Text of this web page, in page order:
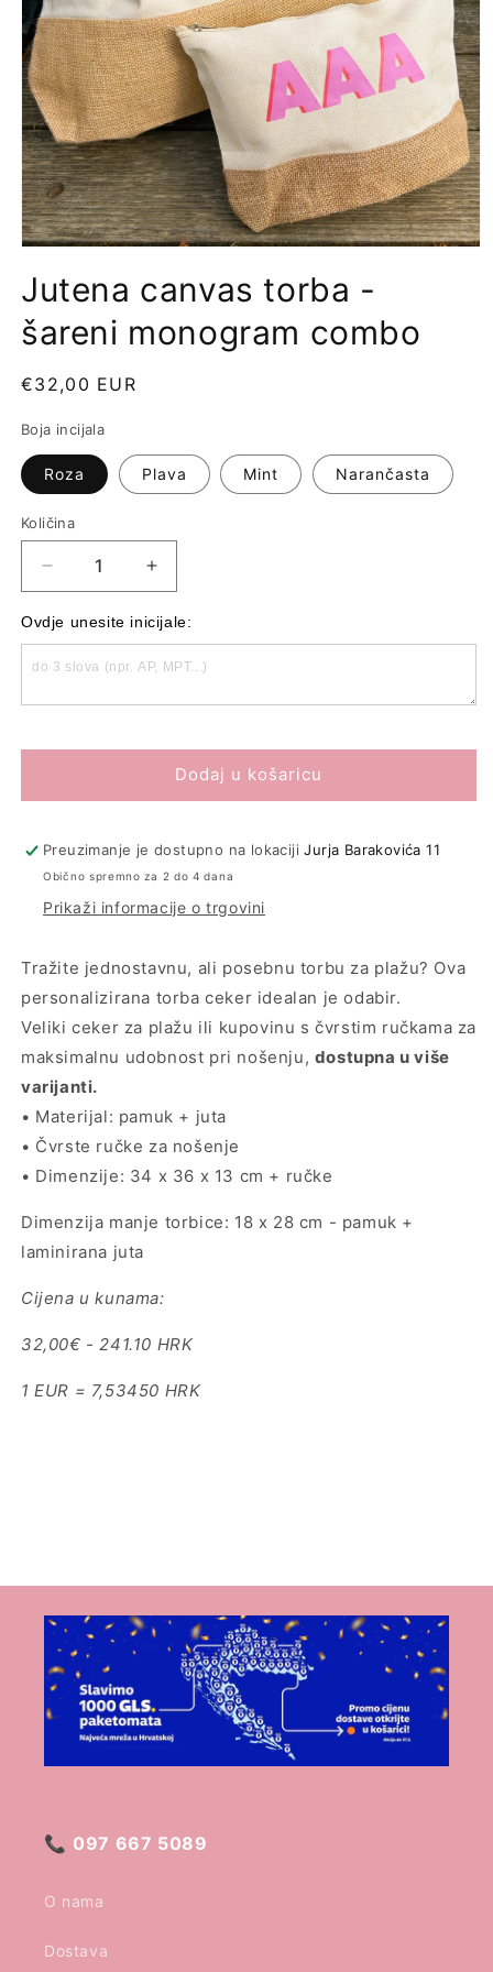
Jutena canvas torba -
šareni monogram combo
Redovna
€32,00 EUR
Boja incijala
Roza Plava Mint Narančasta
Količina
Količina
Smanji
količinu
proizvoda
Jutena
canvas
Povećaj
količinu
proizvoda
Jutena
canvas
combo
Ovdje unesite inicijale:
Dodaj u košaricu
Preuzimanje je dostupno na lokacijiJurja Barakovića 11
Obično spremno za 2 do 4 dana
Prikaži informacije o trgovini
Tražite jednostavnu, ali posebnu torbu za plažu? Ova
personalizirana torba ceker idealan je odabir.
Veliki ceker za plažu ili kupovinu s čvrstim ručkama za
maksimalnu udobnost pri nošenju, dostupna u više
varijanti.
• Materijal: pamuk + juta
• Čvrste ručke za nošenje
• Dimenzije: 34 x 36 x 13 cm + ručke
Dimenzija manje torbice: 18 x 28 cm - pamuk +
laminirana juta
Cijena u kunama:
32,00€ - 241.10 HRK
1 EUR = 7,53450 HRK
📞 097 667 5089
O nama
Dostava